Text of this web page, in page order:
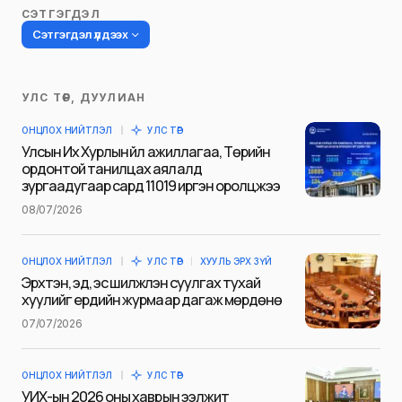
СЭТГЭГДЭЛ
Сэтгэгдэл үлдээх
Таны имэйл хаягийг нийтлэхгүй.
тэмдэглэсэн
Сэтгэгдэл*
Name
УЛС ТӨР, ДУУЛИАН
ОНЦЛОХ НИЙТЛЭЛ УЛС ТӨР
Улсын Их Хурлын үйл ажиллагаа, Төрийн
ордонтой танилцах аялалд
зургаадугаар сард 11019 иргэн оролцжээ
08/07/2026
ОНЦЛОХ НИЙТЛЭЛ УЛС ТӨР ХУУЛЬ ЭРХ ЗҮЙ
Эрхтэн, эд, эс шилжүүлэн суулгах тухай
хуулийг ердийн журмаар дагаж мөрдөнө
07/07/2026
ОНЦЛОХ НИЙТЛЭЛ УЛС ТӨР
УИХ-ын 2026 оны хаврын ээлжит